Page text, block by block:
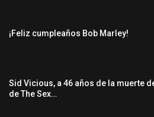
¡Feliz cumpleaños Bob Marley!
Sid Vicious, a 46 años de la muerte
de The Sex…